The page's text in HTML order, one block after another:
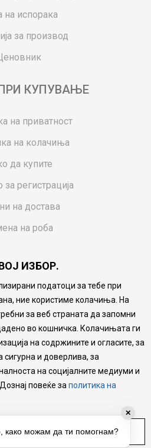
на испорака
за производ
КУПУВАЊЕ
на приватност
на колачиња
да купите
за регистрација
на достава
на роба
Ваучери
Finder
FAQs
што попрецизни во описот на
на слики и цени, но не
дека сите информации се
Сите производи се дел од
подразбира дека мора да се
во секој момент.
ИЗБОР.
податоци за тебе при
ние користиме колачиња. На
за веб страната да запомни
во кошничка. Колачињата ги
на содржините и огласите, за
сигурна и доверлива, за
на социјалните медиуми и
повеќе за политика на
ПОСТАВУВАЊА
✕
како можам да ти помогнам?